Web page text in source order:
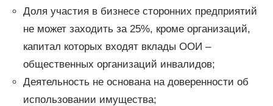
Доля участия в бизнесе сторонних предприятий
не может заходить за 25%, кроме организаций,
капитал которых входят вклады ООИ –
общественных организаций инвалидов;
Деятельность не основана на доверенности об
использовании имущества;